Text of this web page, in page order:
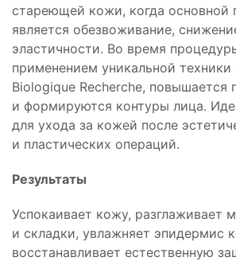
стареющей кожи, когда основной
является обезвоживание,
эластичности. Во время
применением уникальной
Biologique Recherche, повышается
и формируются контуры лица.
для ухода за кожей после
и пластических операций.
Результаты
Успокаивает кожу, разглаживает
и складки, увлажняет эпидермис
восстанавливает естественную